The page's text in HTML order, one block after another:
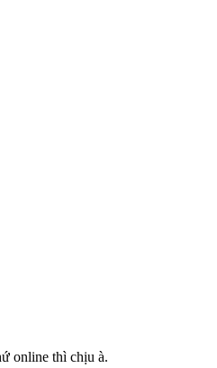
online thì chịu à.